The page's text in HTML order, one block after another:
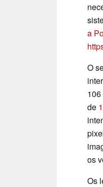
a
O
de
os
Os